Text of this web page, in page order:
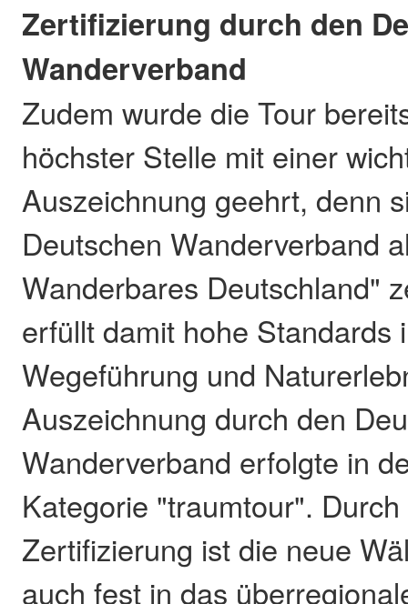
Zertifizierung durch den
Wanderverband
Zudem wurde die Tour
höchster Stelle mit einer
Auszeichnung geehrt, denn
Deutschen Wanderverband
Wanderbares Deutschland"
erfüllt damit hohe Standards
Wegeführung und
Auszeichnung durch den
Wanderverband erfolgte in
Kategorie "traumtour".
Zertifizierung ist die neue
auch fest in das